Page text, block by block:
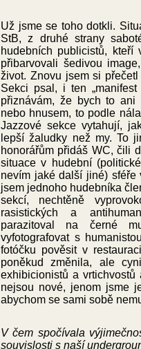
Už jsme se toho dotkli.
StB, z druhé strany
hudebních publicistů,
přibarvovali šedivou
život. Znovu jsem si
Sekci psal, i ten
přiznávám, že bych to ani
nebo hnusem, to podle
Jazzové sekce vytahují,
lepší žaludky než my. To
honorářům přidáš WC, čili
situace v hudební
nevím jaké další jiné) sféře
jsem jednoho hudebníka
sekcí, nechtěně
rasistických a
parazitoval na černé
vyfotografovat s
fotóčku pověsit v
poněkud změnila, ale
exhibicionistů a vrtichvostů
nejsou nové, jenom jsme
abychom se sami sobě
V čem spočívala
souvislosti s naší